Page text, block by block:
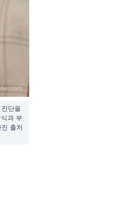
단을
과 부
출처